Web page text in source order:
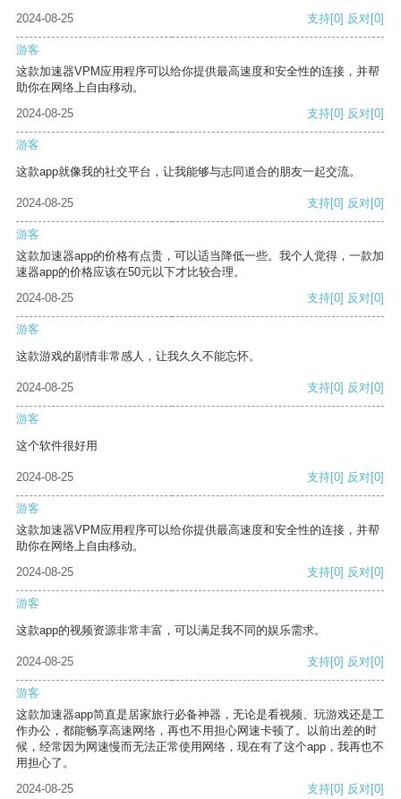
2024-08-25 支持[0] 反对[0]
游客
这款加速器VPM应用程序可以给你提供最高速度和安全性的连接，并帮
助你在网络上自由移动。
2024-08-25
支持[0] 反对[0]
游客
这款app就像我的社交平台，让我能够与志同道合的朋友一起交流。
2024-08-25 支持[0] 反对[0]
游客
这款加速器app的价格有点贵，可以适当降低一些。我个人觉得，一款加
速器app的价格应该在50元以下才比较合理。
2024-08-25
支持[0] 反对[0]
游客
这款游戏的剧情非常感人，让我久久不能忘怀。
2024-08-25 支持[0] 反对[0]
游客
这个软件很好用
2024-08-25 支持[0] 反对[0]
游客
这款加速器VPM应用程序可以给你提供最高速度和安全性的连接，并帮
助你在网络上自由移动。
2024-08-25
支持[0] 反对[0]
游客
这款app的视频资源非常丰富，可以满足我不同的娱乐需求。
2024-08-25 支持[0] 反对[0]
游客
这款加速器app简直是居家旅行必备神器，无论是看视频、玩游戏还是工
作办公，都能畅享高速网络，再也不用担心网速卡顿了。以前出差的时
候，经常因为网速慢而无法正常使用网络，现在有了这个app，我再也不
用担心了。
2024-08-25
支持[0] 反对[0]